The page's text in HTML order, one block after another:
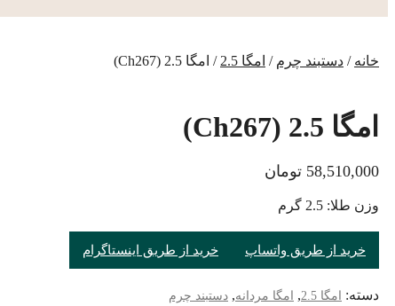
خانه / دستبند چرم / امگا 2.5 / امگا 2.5 (Ch267)
امگا 2.5 (Ch267)
58,510,000 تومان
وزن طلا: 2.5 گرم
خرید از طریق واتساپ خرید از طریق اینستاگرام
دسته: امگا 2.5 , امگا مردانه, دستبند چرم